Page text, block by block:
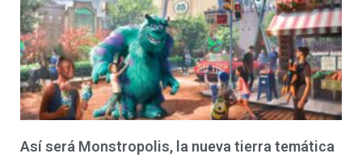
Así será Monstropolis, la nueva tierra temática